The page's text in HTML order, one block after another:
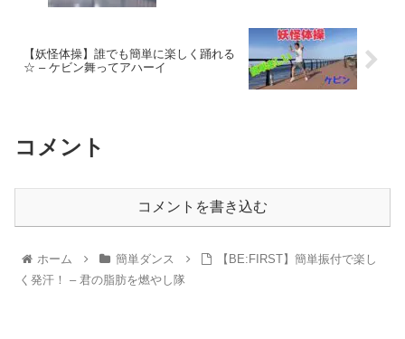
【妖怪体操】誰でも簡単に楽しく踊れる
☆ – ケビン舞ってアハーイ
コメント
コメントを書き込む
ホーム 簡単ダンス
【BE:FIRST】簡単振付で楽し
く発汗！ – 君の脂肪を燃やし隊